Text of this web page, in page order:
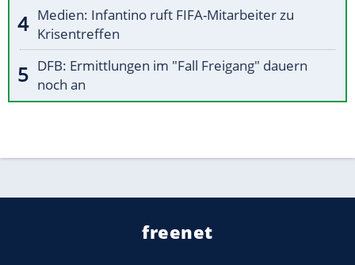
Medien: Infantino ruft FIFA-Mitarbeiter zu
Krisentreffen
DFB: Ermittlungen im "Fall Freigang" dauern
noch an
freenet